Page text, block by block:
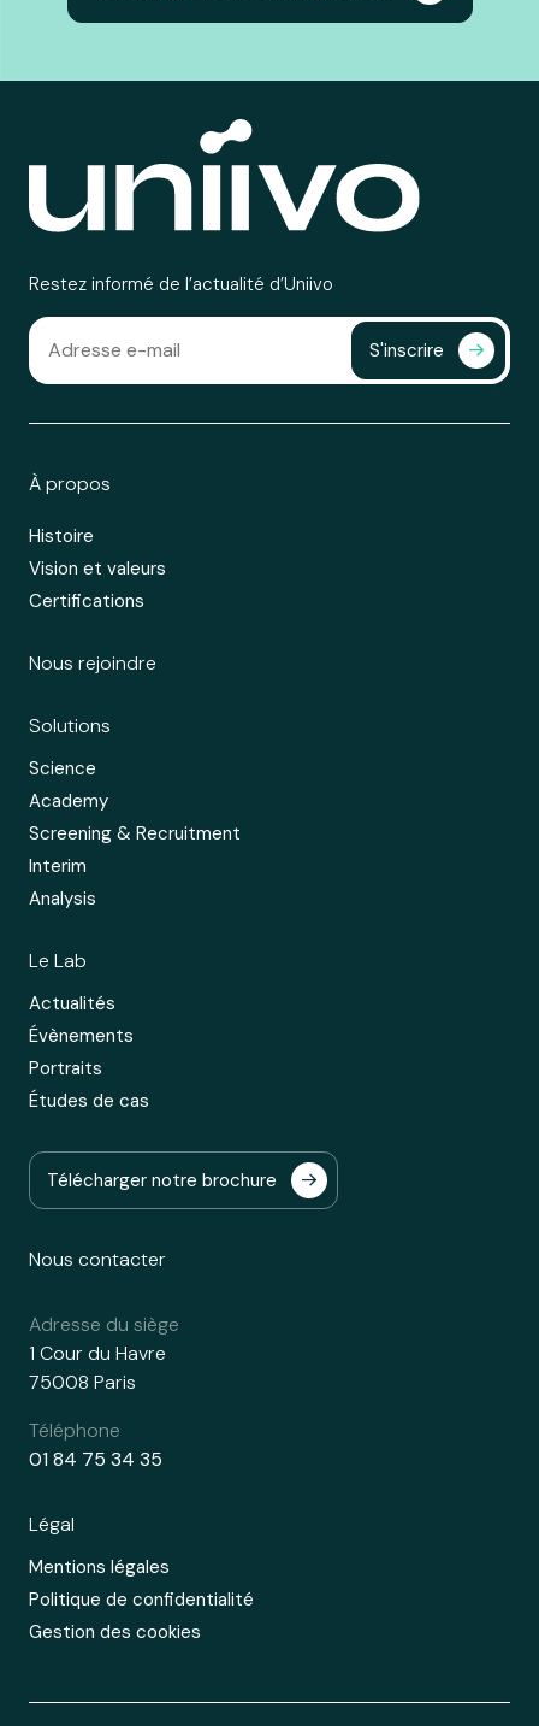
Restez informé de l’actualité d’Uniivo
S'inscrire
À propos
Histoire
Vision et valeurs
Certifications
Nous rejoindre
Solutions
Science
Academy
Screening & Recruitment
Interim
Analysis
Le Lab
Actualités
Évènements
Portraits
Études de cas
Télécharger notre brochure
Nous contacter
Adresse du siège
1 Cour du Havre
75008 Paris
Téléphone
01 84 75 34 35
Légal
Mentions légales
Politique de confidentialité
Gestion des cookies